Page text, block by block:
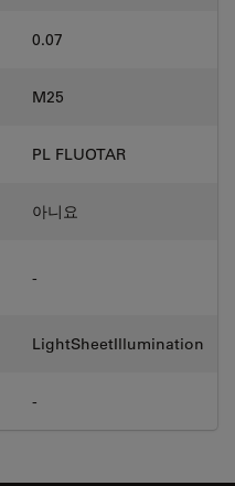
0.07
M25
PL FLUOTAR
아니요
-
LightSheetIllumination
-